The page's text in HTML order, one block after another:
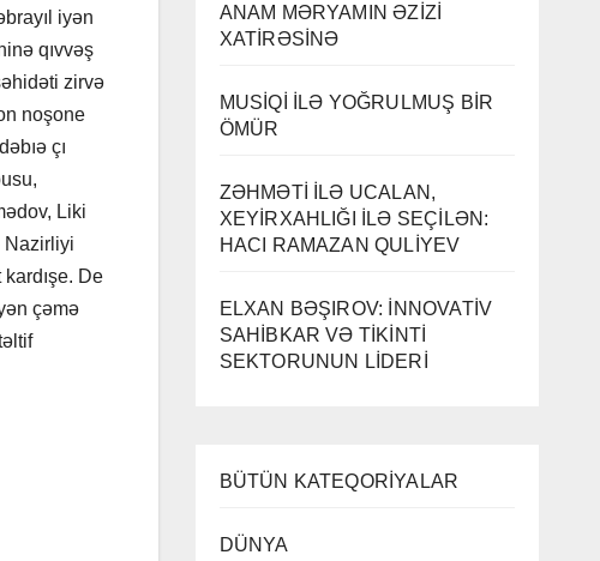
iyən
qıvvəş
zirvə
noşone
çı
Liki
Nazirliyi
De
çəmə
ANAM MƏRYAMIN ƏZİZİ
XATİRƏSİNƏ
MUSİQİ İLƏ YOĞRULMUŞ BİR
ÖMÜR
ZƏHMƏTİ İLƏ UCALAN,
XEYİRXAHLIĞI İLƏ SEÇİLƏN:
HACI RAMAZAN QULİYEV
ELXAN BƏŞIROV: İNNOVATİV
SAHİBKAR VƏ TİKİNTİ
SEKTORUNUN LİDERİ
BÜTÜN KATEQORİYALAR
DÜNYA